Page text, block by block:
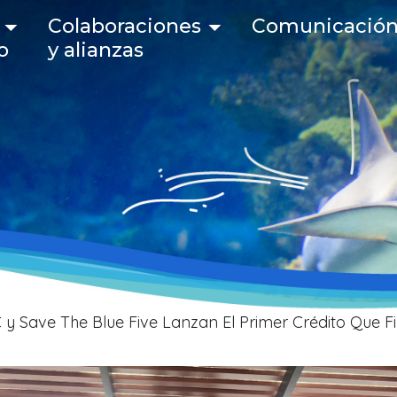
navigation
Colaboraciones
y alianzas
de ayuda a la
y Save The Blue Five Lanzan El Primer Crédito Que